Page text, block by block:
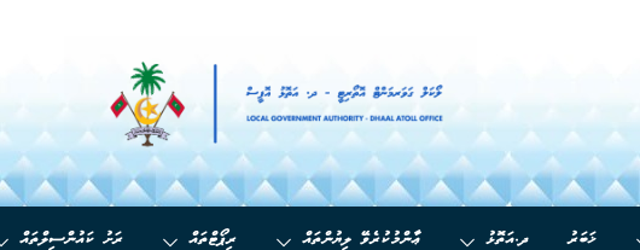
ޚަބަރު ދ.އަތޮޅު ޢާންމުކުރެވޭ ލިޔުންތައް ރިޕޯޓްތައް ރަށު ކައުންސިލްތައް